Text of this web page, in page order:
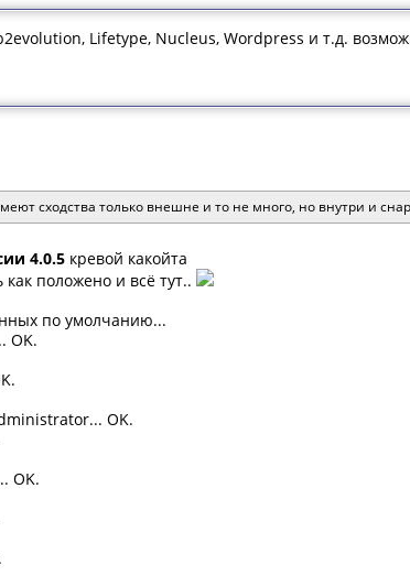
Lifetype, Nucleus, Wordpress и т.д.
сходства только внешне и то не много, но внутри и
4.0.5 кревой какойта
положено и всё тут..
по умолчанию...
OK.
OK.
OK.